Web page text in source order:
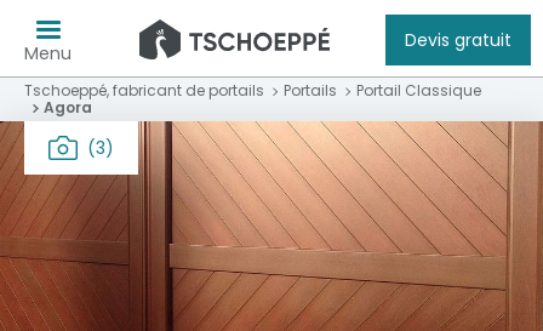
Menu
Devis gratuit
Tschoeppé, fabricant de portails Portails
Portail Classique
Agora
(3)